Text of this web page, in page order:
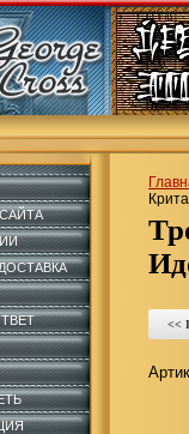
Крита
<<